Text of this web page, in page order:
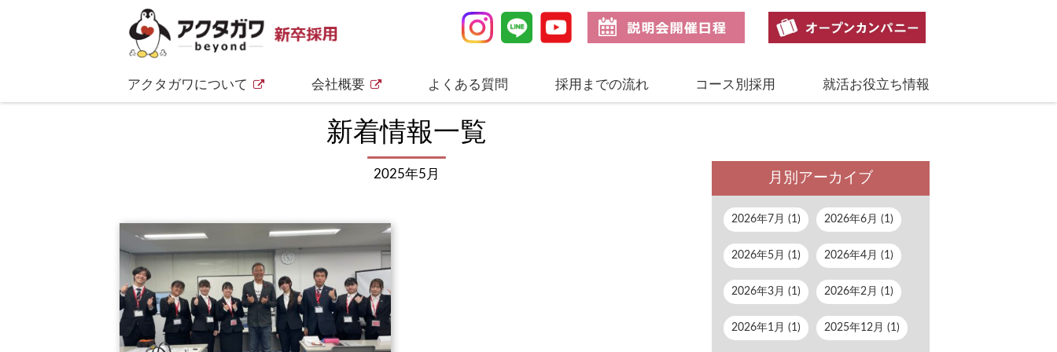
アクタガワについて 会社概要 よくある質問 採用までの流れ コース別採用 就活お役立ち情報
新着情報一覧
2025年5月 月別アーカイブ
2026年7月 (1) 2026年6月 (1)
2026年5月 (1) 2026年4月 (1)
2026年3月 (1) 2026年2月 (1)
2026年1月 (1) 2025年12月 (1)